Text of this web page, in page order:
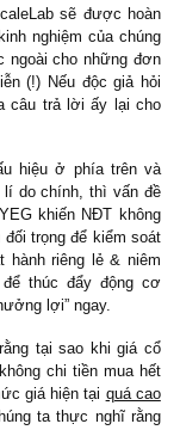
lợi nhuận ròng
tầm ~25 tỷ, khá
niêm yết năm
gấp 4 liên tiếp, để
khi đó, dòng tiền
hành riêng lẻ với
đầu tư trái phiếu
hạn, phải thu
có một khoản độ
hữu hình, vô cùng
không thích các
ro vào cuối kỳ,
“bốc hơi cả”!”Dù
ScaleLab sẽ được